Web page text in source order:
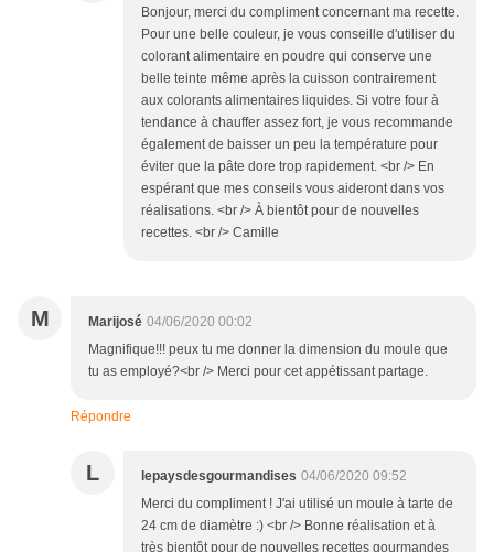
Bonjour, merci du compliment concernant ma recette.
Pour une belle couleur, je vous conseille d'utiliser du
colorant alimentaire en poudre qui conserve une
belle teinte même après la cuisson contrairement
aux colorants alimentaires liquides. Si votre four à
tendance à chauffer assez fort, je vous recommande
également de baisser un peu la température pour
éviter que la pâte dore trop rapidement. <br /> En
espérant que mes conseils vous aideront dans vos
réalisations. <br /> À bientôt pour de nouvelles
recettes. <br /> Camille
M Marijosé 04/06/2020 00:02
Magnifique!!! peux tu me donner la dimension du moule que
tu as employé?<br /> Merci pour cet appétissant partage.
Répondre
L lepaysdesgourmandises 04/06/2020 09:52
Merci du compliment ! J'ai utilisé un moule à tarte de
24 cm de diamètre :) <br /> Bonne réalisation et à
très bientôt pour de nouvelles recettes gourmandes